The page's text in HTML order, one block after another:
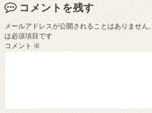
コメントを残す
メールアドレスが公開されることはありません。
は必須項目です
コメント ※